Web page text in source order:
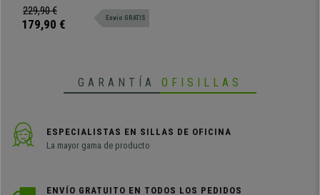
cm, en Madera color Blanco
94x34x75 cm. Lote de dos
funcionales mesas ideales para el
229,90 €
179,90 € Envio GRATIS
GARANTÍA OFISILLAS
ESPECIALISTAS EN SILLAS DE OFICINA
La mayor gama de producto
ENVÍO GRATUITO EN TODOS LOS PEDIDOS